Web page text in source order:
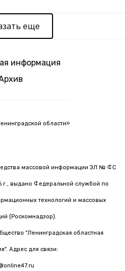
еще
информация
области»
массовой информации ЭЛ № ФС
г., выдано Федеральной службой по
технологий и массовых
(Роскомнадзор).
"Ленинградская областная
Адрес для связи: